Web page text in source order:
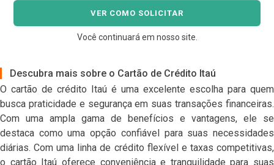
VER COMO SOLICITAR
Você continuará em nosso site.
Descubra mais sobre o Cartão de Crédito Itaú
O cartão de crédito Itaú é uma excelente escolha para quem
busca praticidade e segurança em suas transações financeiras.
Com uma ampla gama de benefícios e vantagens, ele se
destaca como uma opção confiável para suas necessidades
diárias. Com uma linha de crédito flexível e taxas competitivas,
o cartão Itaú oferece conveniência e tranquilidade para suas